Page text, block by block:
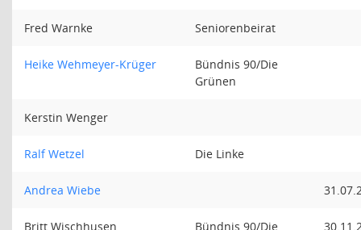
Fred Warnke Seniorenbeirat
Heike Wehmeyer-Krüger
Bündnis 90/Die
Grünen
Kerstin Wenger
Ralf Wetzel Die Linke
Andrea Wiebe
Britt Wischhusen
Bündnis 90/Die